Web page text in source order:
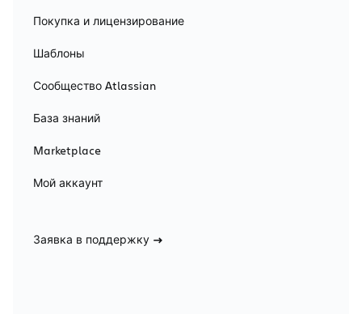
Покупка и лицензирование
Шаблоны
Сообщество Atlassian
База знаний
Marketplace
Мой аккаунт
Заявка в поддержку